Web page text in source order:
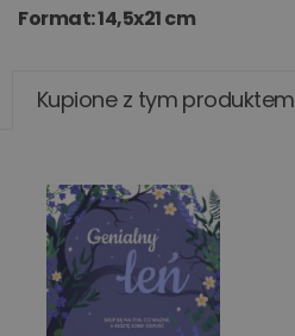
Format: 14,5x21 cm
Kupione z tym produktem